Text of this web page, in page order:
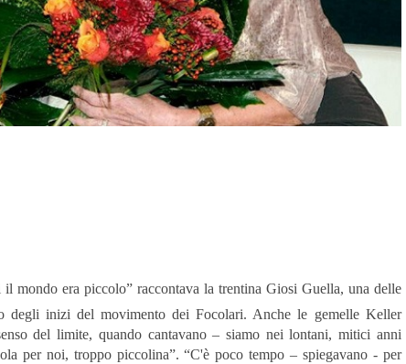
mondo era piccolo” raccontava la trentina Giosi Guella, una delle
degli inizi del movimento dei Focolari. Anche le gemelle Keller
del limite, quando cantavano – siamo nei lontani, mitici anni
per noi, troppo piccolina”. “C'è poco tempo – spiegavano - per